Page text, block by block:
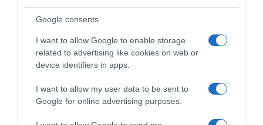
Google consents
I want to allow Google to enable storage
related to advertising like cookies on web or
device identifiers in apps.
I want to allow my user data to be sent to
Google for online advertising purposes.
Ova priča o Danielu Brooksu odražava mnogo širu sliku o
izazovima s kojima se pacijenti suočavaju u zdravstvenom
osoblje da ne zanemaruje pacijentove pritužbe i da u potpunosti
istražuju sve aspekte njihovog zdravstvenog stanja. Osim toga,